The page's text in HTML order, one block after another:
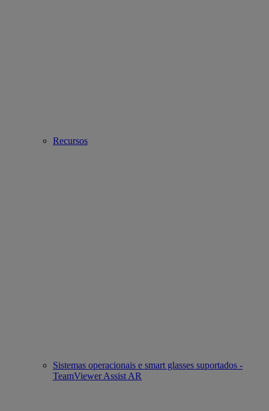
Recursos
Sistemas operacionais e smart glasses suportados -
TeamViewer Assist AR